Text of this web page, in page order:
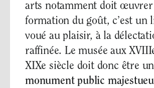
arts notamment doit œuvrer
formation du goût, c’est un
voué au plaisir, à la
raffinée. Le musée aux
XIXe siècle doit donc être un
monument public